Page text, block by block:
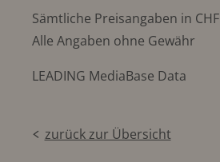
Sämtliche Preisangaben in CHF
Alle Angaben ohne Gewähr
LEADING MediaBase Data
zurück zur Übersicht